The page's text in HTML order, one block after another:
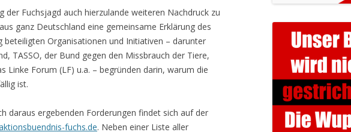
der Fuchsjagd auch hierzulande weiteren Nachdruck zu
ganz Deutschland eine gemeinsame Erklärung des
beteiligten Organisationen und Initiativen – darunter
TASSO, der Bund gegen den Missbrauch der Tiere,
Linke Forum (LF) u.a. – begründen darin, warum die
ist.
daraus ergebenden Forderungen findet sich auf der
fuchs.de. Neben einer Liste aller